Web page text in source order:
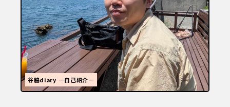
福岡といえばラーメン